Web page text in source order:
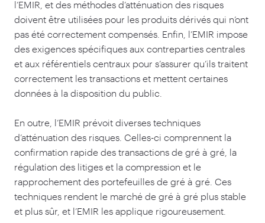
l’EMIR, et des méthodes d’atténuation des risques
doivent être utilisées pour les produits dérivés qui n’ont
pas été correctement compensés. Enfin, l’EMIR impose
des exigences spécifiques aux contreparties centrales
et aux référentiels centraux pour s’assurer qu’ils traitent
correctement les transactions et mettent certaines
données à la disposition du public.
En outre, l’EMIR prévoit diverses techniques
d’atténuation des risques. Celles-ci comprennent la
confirmation rapide des transactions de gré à gré, la
régulation des litiges et la compression et le
rapprochement des portefeuilles de gré à gré. Ces
techniques rendent le marché de gré à gré plus stable
et plus sûr, et l’EMIR les applique rigoureusement.